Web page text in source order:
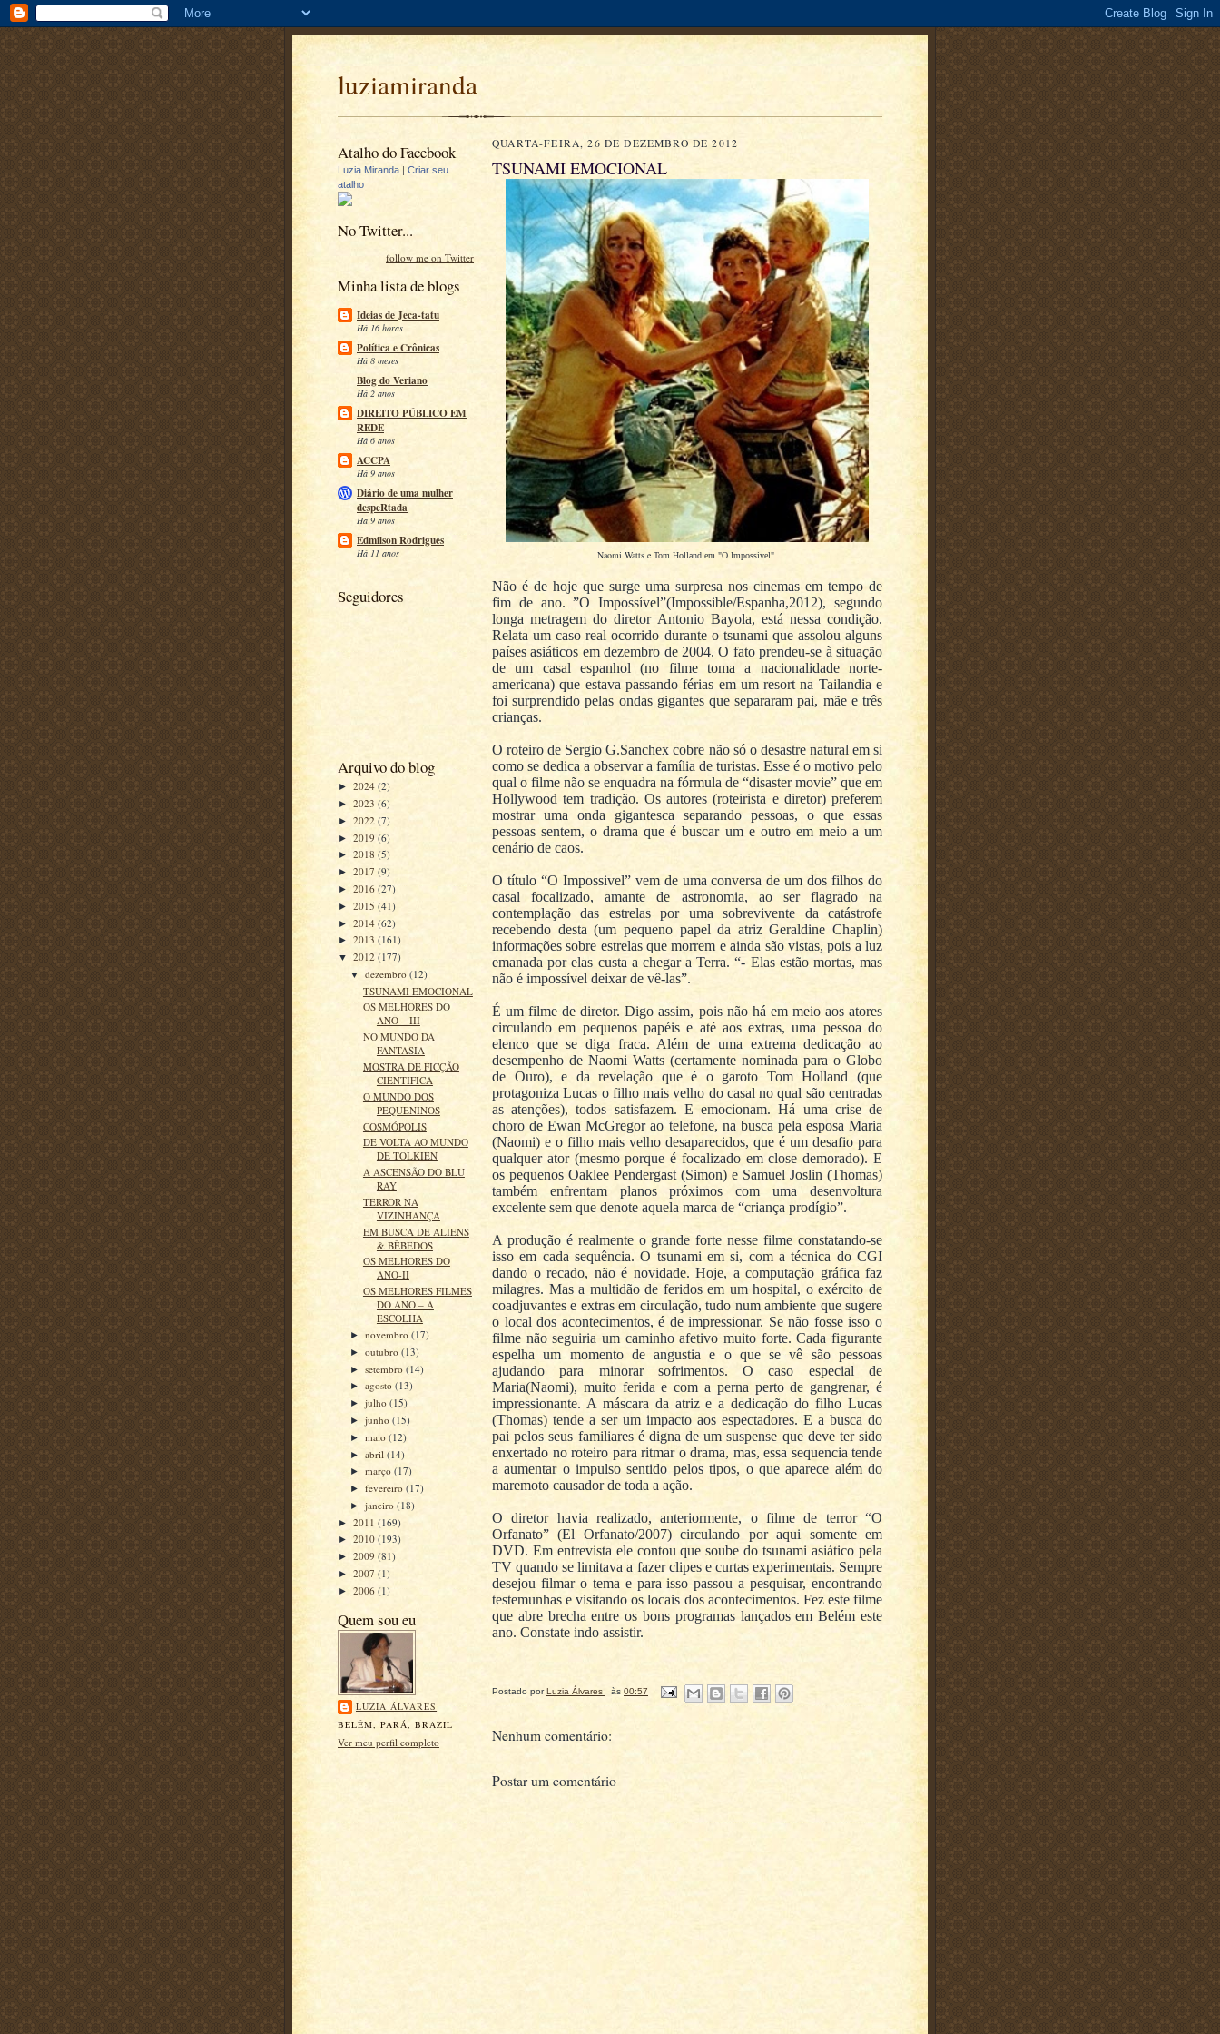
luziamiranda
Atalho do Facebook
Luzia Miranda | Criar seu
atalho
No Twitter...
follow me on Twitter
Minha lista de blogs
Ideias de Jeca-tatu
Há 16 horas
Política e Crônicas
Há 8 meses
Blog do Veriano
Há 2 anos
DIREITO PÚBLICO EM
REDE
Há 6 anos
ACCPA
Há 9 anos
Diário de uma mulher
despeRtada
Há 9 anos
Edmilson Rodrigues
Há 11 anos
Seguidores
Arquivo do blog
► 2024 (2)
► 2023 (6)
► 2022 (7)
► 2019 (6)
► 2018 (5)
► 2017 (9)
► 2016 (27)
► 2015 (41)
► 2014 (62)
► 2013 (161)
▼ 2012 (177)
▼dezembro(12)
TSUNAMI EMOCIONAL
OS MELHORES DO
ANO – III
NO MUNDO DA
FANTASIA
MOSTRA DE FICÇÃO
CIENTIFICA
O MUNDO DOS
PEQUENINOS
COSMÓPOLIS
DE VOLTA AO MUNDO
DE TOLKIEN
A ASCENSÃO DO BLU
RAY
TERROR NA
VIZINHANÇA
EM BUSCA DE ALIENS
& BÊBEDOS
OS MELHORES DO
ANO-II
OS MELHORES FILMES
DO ANO – A
ESCOLHA
►novembro(17)
►outubro(13)
►setembro(14)
►agosto(13)
►julho(15)
►junho(15)
►maio(12)
►abril(14)
►março(17)
►fevereiro(17)
►janeiro(18)
► 2011 (169)
► 2010 (193)
► 2009 (81)
► 2007 (1)
► 2006 (1)
Quem sou eu
LUZIA ÁLVARES
BELÉM, PARÁ, BRAZIL
Ver meu perfil completo
QUARTA-FEIRA, 26 DE DEZEMBRO DE 2012
TSUNAMI EMOCIONAL
Naomi Watts e Tom Holland em "O Impossivel".
Não é de hoje que surge uma surpresa nos cinemas em tempo de
fim de ano. ”O Impossível”(Impossible/Espanha,2012), segundo
longa metragem do diretor Antonio Bayola, está nessa condição.
Relata um caso real ocorrido durante o tsunami que assolou alguns
países asiáticos em dezembro de 2004. O fato prendeu-se à situação
de um casal espanhol (no filme toma a nacionalidade norte-
americana) que estava passando férias em um resort na Tailandia e
foi surprendido pelas ondas gigantes que separaram pai, mãe e três
crianças.
O roteiro de Sergio G.Sanchex cobre não só o desastre natural em si
como se dedica a observar a família de turistas. Esse é o motivo pelo
qual o filme não se enquadra na fórmula de “disaster movie” que em
Hollywood tem tradição. Os autores (roteirista e diretor) preferem
mostrar uma onda gigantesca separando pessoas, o que essas
pessoas sentem, o drama que é buscar um e outro em meio a um
cenário de caos.
O título “O Impossivel” vem de uma conversa de um dos filhos do
casal focalizado, amante de astronomia, ao ser flagrado na
contemplação das estrelas por uma sobrevivente da catástrofe
recebendo desta (um pequeno papel da atriz Geraldine Chaplin)
informações sobre estrelas que morrem e ainda são vistas, pois a luz
emanada por elas custa a chegar a Terra. “- Elas estão mortas, mas
não é impossível deixar de vê-las”.
É um filme de diretor. Digo assim, pois não há em meio aos atores
circulando em pequenos papéis e até aos extras, uma pessoa do
elenco que se diga fraca. Além de uma extrema dedicação ao
desempenho de Naomi Watts (certamente nominada para o Globo
de Ouro), e da revelação que é o garoto Tom Holland (que
protagoniza Lucas o filho mais velho do casal no qual são centradas
as atenções), todos satisfazem. E emocionam. Há uma crise de
choro de Ewan McGregor ao telefone, na busca pela esposa Maria
(Naomi) e o filho mais velho desaparecidos, que é um desafio para
qualquer ator (mesmo porque é focalizado em close demorado). E
os pequenos Oaklee Pendergast (Simon) e Samuel Joslin (Thomas)
também enfrentam planos próximos com uma desenvoltura
excelente sem que denote aquela marca de “criança prodígio”.
A produção é realmente o grande forte nesse filme constatando-se
isso em cada sequência. O tsunami em si, com a técnica do CGI
dando o recado, não é novidade. Hoje, a computação gráfica faz
milagres. Mas a multidão de feridos em um hospital, o exército de
coadjuvantes e extras em circulação, tudo num ambiente que sugere
o local dos acontecimentos, é de impressionar. Se não fosse isso o
filme não seguiria um caminho afetivo muito forte. Cada figurante
espelha um momento de angustia e o que se vê são pessoas
ajudando para minorar sofrimentos. O caso especial de
Maria(Naomi), muito ferida e com a perna perto de gangrenar, é
impressionante. A máscara da atriz e a dedicação do filho Lucas
(Thomas) tende a ser um impacto aos espectadores. E a busca do
pai pelos seus familiares é digna de um suspense que deve ter sido
enxertado no roteiro para ritmar o drama, mas, essa sequencia tende
a aumentar o impulso sentido pelos tipos, o que aparece além do
maremoto causador de toda a ação.
O diretor havia realizado, anteriormente, o filme de terror “O
Orfanato” (El Orfanato/2007) circulando por aqui somente em
DVD. Em entrevista ele contou que soube do tsunami asiático pela
TV quando se limitava a fazer clipes e curtas experimentais. Sempre
desejou filmar o tema e para isso passou a pesquisar, encontrando
testemunhas e visitando os locais dos acontecimentos. Fez este filme
que abre brecha entre os bons programas lançados em Belém este
ano. Constate indo assistir.
Postado porLuzia Álvares às 00:57
Nenhum comentário:
Postar um comentário